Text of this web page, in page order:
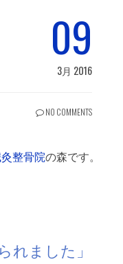
09
3月 2016
NO COMMENTS
整骨院の森です。
れました」